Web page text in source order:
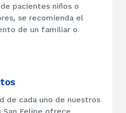
pacientes niños o
se recomienda el
de un familiar o
de cada uno de nuestros